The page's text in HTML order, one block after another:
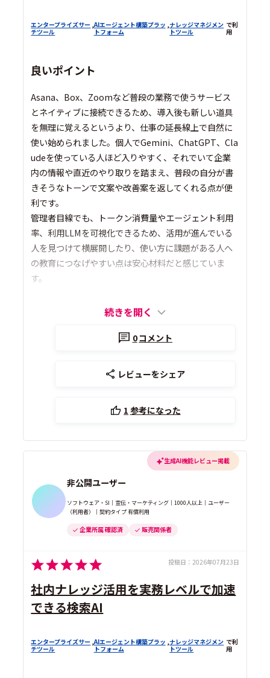
エンタープライズサー
チツール
,AIエージェント構築プラッ
トフォーム
,ナレッジマネジメン
トツール
で利
用
良いポイント
Asana、Box、Zoomなど普段の業務で使うサービス
とネイティブに接続できるため、導入後も新しい道具
を無理に覚えるというより、仕事の延長線上で自然に
使い始められました。個人でGemini、ChatGPT、Cla
udeを使っている人ほど入りやすく、それでいて企業
内の情報や直近のやり取りを踏まえ、普段の自分が書
きそうなトーンで文案や改善案を返してくれる点が便
利です。
管理者目線でも、トークン消費量やエージェント利用
率、利用LLMを可視化できるため、活用が進んでいる
人を見つけて横展開したり、使い方に課題がある人へ
の教育につなげやすい点は安心材料だと感じていま
す。
続きを開く
0コメント
レビューをシェア
1 参考になった
生成AI機能レビュー掲載
非公開ユーザー
ソフトウェア・SI｜宣伝・マーケティング｜1000人以上｜ユーザー
（利用者）｜契約タイプ 有償利用
企業所属 確認済 販売関係者
投稿日： 2026年07月23日
社内ナレッジ活用を実務レベルで加速
できる検索AI
エンタープライズサー
チツール
,AIエージェント構築プラッ
トフォーム
,ナレッジマネジメン
トツール
で利
用